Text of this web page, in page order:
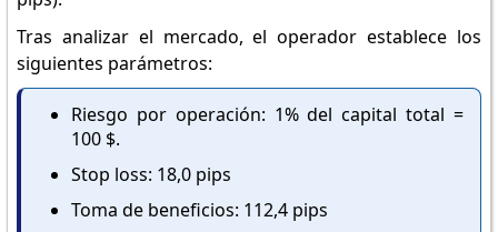
Tras analizar el mercado, el operador establece los
siguientes parámetros:
Riesgo por operación: 1% del capital total =
100 $.
Stop loss: 18,0 pips
Toma de beneficios: 112,4 pips